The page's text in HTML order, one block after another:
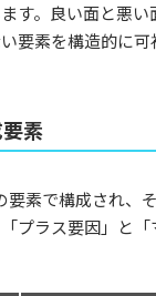
す。良い面と悪い
要素を構造的に
素
要素で構成され、
プラス要因」と